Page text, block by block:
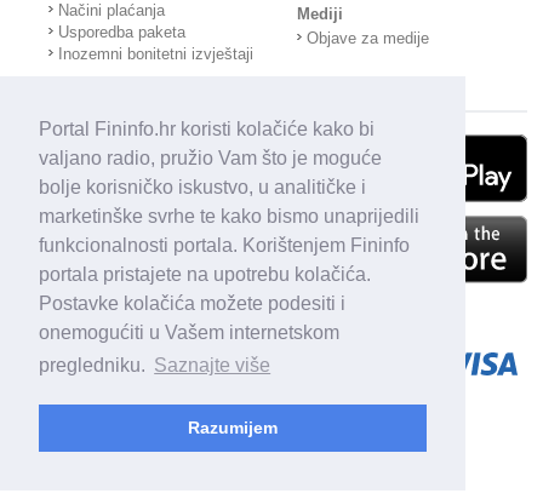
Portal Fininfo.hr koristi kolačiće kako bi
valjano radio, pružio Vam što je moguće
bolje korisničko iskustvo, u analitičke i
marketinške svrhe te kako bismo unaprijedili
funkcionalnosti portala. Korištenjem Fininfo
portala pristajete na upotrebu kolačića.
Postavke kolačića možete podesiti i
onemogućiti u Vašem internetskom
pregledniku. Saznajte više
Razumijem
Načini plaćanja
Usporedba paketa
Inozemni bonitetni izvještaji
Mediji
Objave za medije